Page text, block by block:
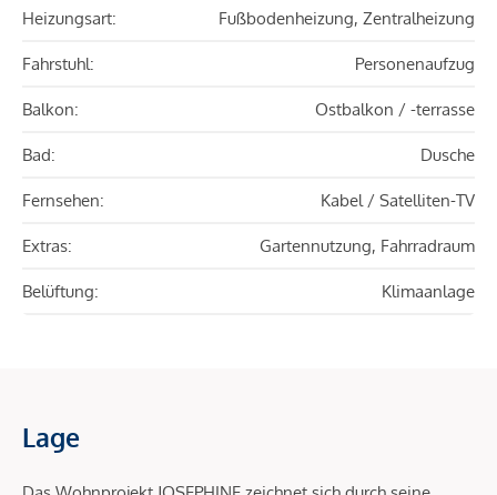
Heizungsart: Fußbodenheizung, Zentralheizung
Fahrstuhl: Personenaufzug
Balkon: Ostbalkon / -terrasse
Bad: Dusche
Fernsehen: Kabel / Satelliten-TV
Extras: Gartennutzung, Fahrradraum
Belüftung: Klimaanlage
Lage